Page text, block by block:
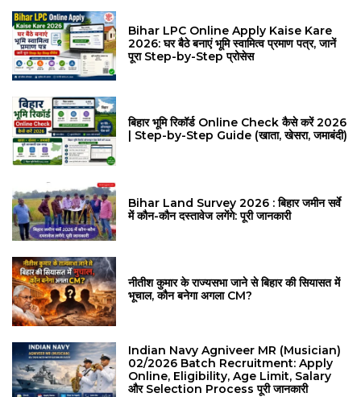
Bihar LPC Online Apply Kaise Kare
2026: घर बैठे बनाएं भूमि स्वामित्व प्रमाण पत्र, जानें
पूरा Step-by-Step प्रोसेस
बिहार भूमि रिकॉर्ड Online Check कैसे करें 2026
| Step-by-Step Guide (खाता, खेसरा, जमाबंदी)
Bihar Land Survey 2026 : बिहार जमीन सर्वे
में कौन-कौन दस्तावेज लगेंगे: पूरी जानकारी
नीतीश कुमार के राज्यसभा जाने से बिहार की सियासत में
भूचाल, कौन बनेगा अगला CM?
Indian Navy Agniveer MR (Musician)
02/2026 Batch Recruitment: Apply
Online, Eligibility, Age Limit, Salary
और Selection Process पूरी जानकारी